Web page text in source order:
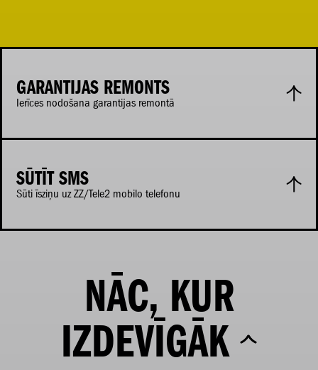
GARANTIJAS REMONTS
Ierīces nodošana garantijas remontā
SŪTĪT SMS
Sūti īsziņu uz ZZ/Tele2 mobilo telefonu
NĀC, KUR
IZDEVĪGĀK